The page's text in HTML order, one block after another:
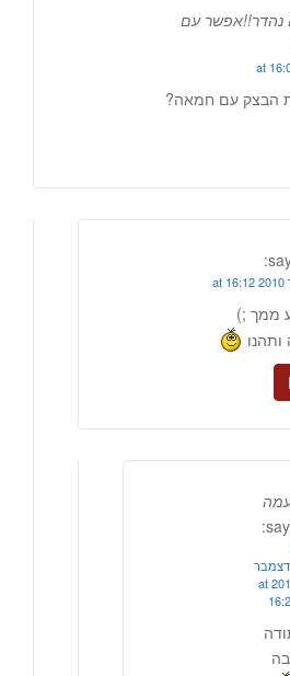
נהדר!!אפשר עם
הבצק עם חמאה?
ממך ;)
2010 at